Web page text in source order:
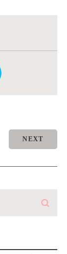
NEXT